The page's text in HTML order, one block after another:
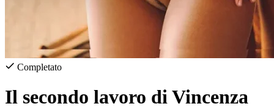
Completato
Il secondo lavoro di Vincenza